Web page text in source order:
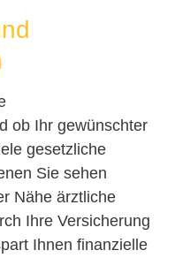
ob Ihr gewünschter
gesetzliche
Sie sehen
Nähe ärztliche
Ihre Versicherung
Ihnen finanzielle